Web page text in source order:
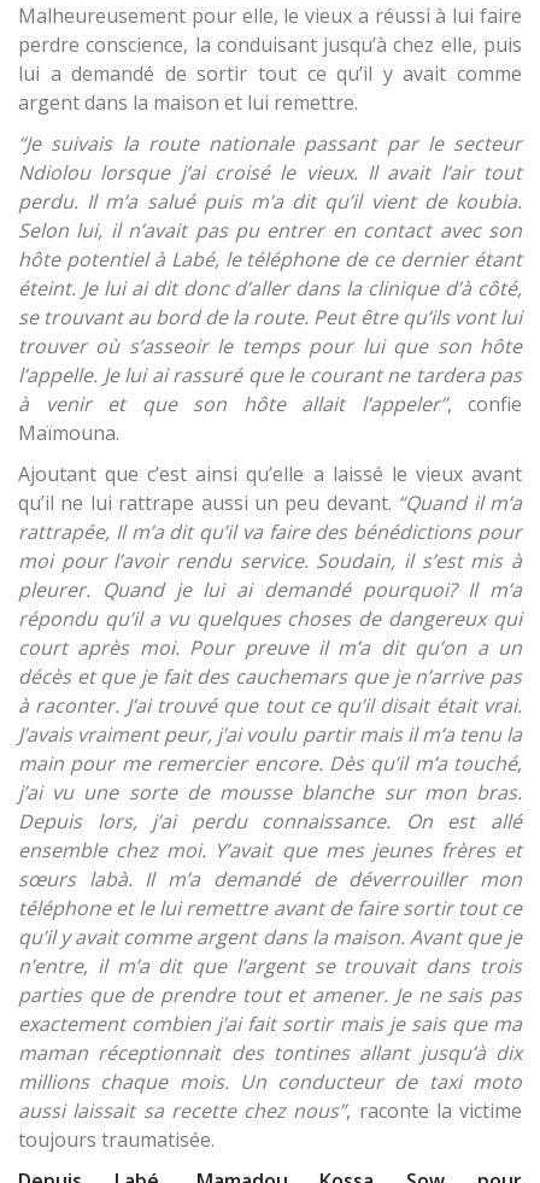
Malheureusement pour elle, le vieux a réussi à lui faire
perdre conscience, la conduisant jusqu’à chez elle, puis
lui a demandé de sortir tout ce qu’il y avait comme
argent dans la maison et lui remettre.
“Je suivais la route nationale passant par le secteur
Ndiolou lorsque j’ai croisé le vieux. Il avait l’air tout
perdu. Il m’a salué puis m’a dit qu’il vient de koubia.
Selon lui, il n’avait pas pu entrer en contact avec son
hôte potentiel à Labé, le téléphone de ce dernier étant
éteint. Je lui ai dit donc d’aller dans la clinique d’à côté,
se trouvant au bord de la route. Peut être qu’ils vont lui
trouver où s’asseoir le temps pour lui que son hôte
l’appelle. Je lui ai rassuré que le courant ne tardera pas
à venir et que son hôte allait l’appeler”, confie
Maïmouna.
Ajoutant que c’est ainsi qu’elle a laissé le vieux avant
qu’il ne lui rattrape aussi un peu devant. “Quand il m’a
rattrapée, Il m’a dit qu’il va faire des bénédictions pour
moi pour l’avoir rendu service. Soudain, il s’est mis à
pleurer. Quand je lui ai demandé pourquoi? Il m’a
répondu qu’il a vu quelques choses de dangereux qui
court après moi. Pour preuve il m’a dit qu’on a un
décès et que je fait des cauchemars que je n’arrive pas
à raconter. J’ai trouvé que tout ce qu’il disait était vrai.
J’avais vraiment peur, j’ai voulu partir mais il m’a tenu la
main pour me remercier encore. Dès qu’il m’a touché,
j’ai vu une sorte de mousse blanche sur mon bras.
Depuis lors, j’ai perdu connaissance. On est allé
ensemble chez moi. Y’avait que mes jeunes frères et
sœurs labà. Il m’a demandé de déverrouiller mon
téléphone et le lui remettre avant de faire sortir tout ce
qu’il y avait comme argent dans la maison. Avant que je
n’entre, il m’a dit que l’argent se trouvait dans trois
parties que de prendre tout et amener. Je ne sais pas
exactement combien j’ai fait sortir mais je sais que ma
maman réceptionnait des tontines allant jusqu’à dix
millions chaque mois. Un conducteur de taxi moto
aussi laissait sa recette chez nous”, raconte la victime
toujours traumatisée.